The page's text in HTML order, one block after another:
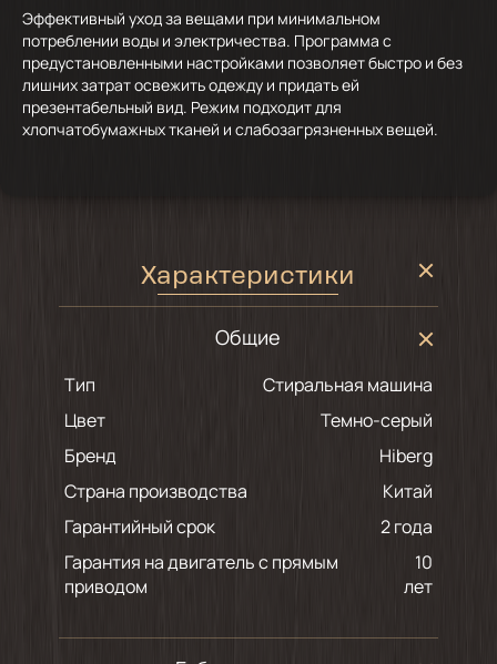
Эффективный уход за вещами при минимальном
потреблении воды и электричества. Программа с
предустановленными настройками позволяет быстро и без
лишних затрат освежить одежду и придать ей
презентабельный вид. Режим подходит для
хлопчатобумажных тканей и слабозагрязненных вещей.
Характеристики
Общие
Тип
Стиральная машина
Цвет
темно-серый
Бренд
Hiberg
Страна производства
Китай
Гарантийный срок
2 года
Гарантия на двигатель с прямым
приводом
10
лет